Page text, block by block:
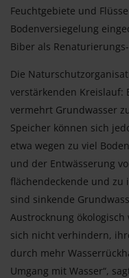
Feuchtgebiete und
Bodenversiegelung
Biber als
Die
verstärkenden Kreislauf:
vermehrt Grundwasser
Speicher können sich
etwa wegen zu viel
und der Entwässerung
flächendeckende und zu
sind sinkende
Austrocknung
sich nicht verhindern,
durch mehr
Umgang mit Wasser“,